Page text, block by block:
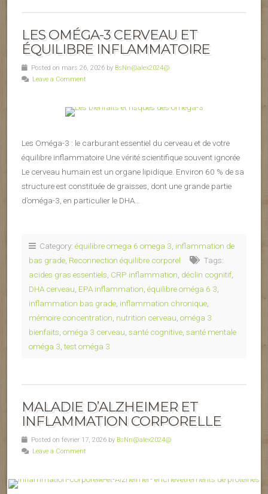
LES OMÉGA-3 CERVEAU ET
ÉQUILIBRE INFLAMMATOIRE
Posted on mars 26, 2026 by BsNn@alex2024@
Leave a Comment
Les Oméga-3 : le carburant essentiel du cerveau et de votre
équilibre inflammatoire Une vérité scientifique souvent ignorée
Le cerveau humain est un organe lipidique. Environ 60 % de sa
structure est constituée de graisses, dont une grande partie
d’oméga-3, en particulier le DHA…
Category: équilibre omega 6 omega 3 inflammation de
bas grade Reconnection équilibre corporel
Tags:
acides gras essentiels CRP inflammation déclin cognitif
DHA cerveau EPA inflammation équilibre oméga 6 3
inflammation bas grade inflammation chronique
mémoire concentration nutrition cerveau oméga 3
bienfaits oméga 3 cerveau santé cognitive santé mentale
oméga 3 ,test oméga 3
MALADIE D’ALZHEIMER ET
INFLAMMATION CORPORELLE
Posted on février 17, 2026 by BsNn@alex2024@
Leave a Comment